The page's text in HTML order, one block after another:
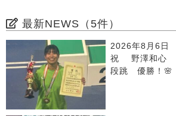
最新NEWS（5件）
2026年8月6日
祝 野澤和心
段跳 優勝！🌸